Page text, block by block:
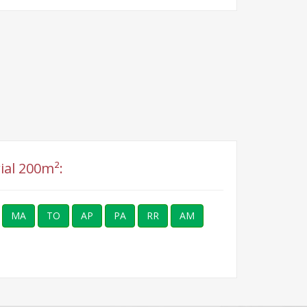
200m²:
MA TO AP PA RR AM